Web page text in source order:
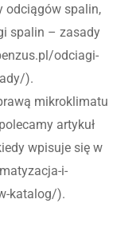
odciągów spalin,
spalin – zasady
odciagi-
).
mikroklimatu
artykuł
wpisuje się w
i-
katalog/).